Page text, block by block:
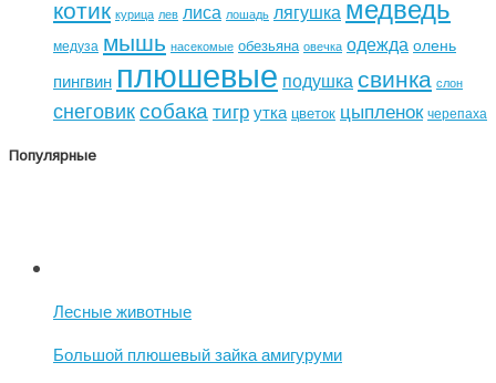
котик курица лев лиса лошадь лягушка
медуза мышь насекомые обезьяна овечка одежда олень
пингвин плюшевые подушка свинка слон
снеговиксобака тигрутка цветок цыпленок черепаха
Популярные
Лесные животные
Большой плюшевый зайка амигуруми